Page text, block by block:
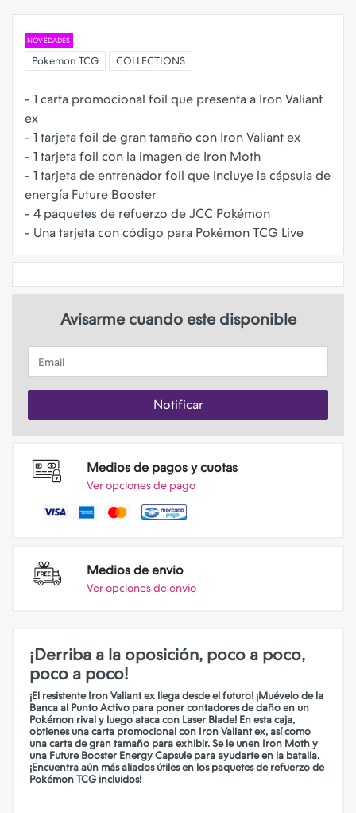
NOVEDADES
Pokemon TCG COLLECTIONS
- 1 carta promocional foil que presenta a Iron Valiant
ex
- 1 tarjeta foil de gran tamaño con Iron Valiant ex
- 1 tarjeta foil con la imagen de Iron Moth
- 1 tarjeta de entrenador foil que incluye la cápsula de
energía Future Booster
- 4 paquetes de refuerzo de JCC Pokémon
Avisarme cuando este disponible
Email
Notificar
Medios de pagos y cuotas
Ver opciones de pago
Medios de envio
Ver opciones de envio
¡Derriba a la oposición, poco a poco,
poco a poco!
¡El resistente Iron Valiant ex llega desde el futuro! ¡Muévelo de la
Banca al Punto Activo para poner contadores de daño en un
Pokémon rival y luego ataca con Laser Blade! En esta caja,
obtienes una carta promocional con Iron Valiant ex, así como
una carta de gran tamaño para exhibir. Se le unen Iron Moth y
una Future Booster Energy Capsule para ayudarte en la batalla.
¡Encuentra aún más aliados útiles en los paquetes de refuerzo de
Pokémon TCG incluidos!